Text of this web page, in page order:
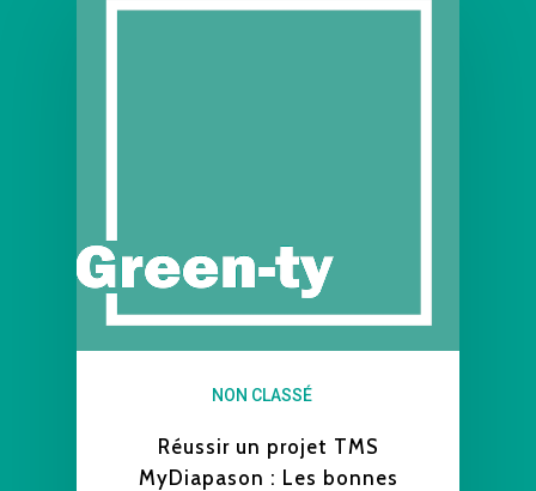
NON CLASSÉ
Réussir un projet TMS
MyDiapason : Les bonnes